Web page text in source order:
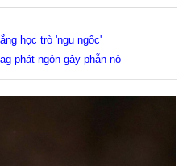
học trò 'ngu ngốc'
phát ngôn gây phẫn nộ